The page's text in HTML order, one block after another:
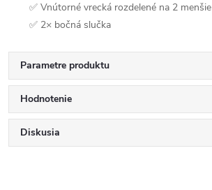
✅ Vnútorné vrecká rozdelené na 2 menšie
✅ 2× bočná slučka
Parametre produktu
Hodnotenie
Diskusia